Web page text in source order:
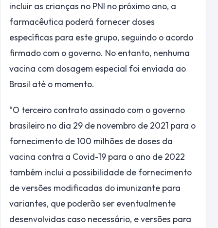
incluir as crianças no PNI no próximo ano, a
farmacêutica poderá fornecer doses
específicas para este grupo, seguindo o acordo
firmado com o governo. No entanto, nenhuma
vacina com dosagem especial foi enviada ao
Brasil até o momento.
“O terceiro contrato assinado com o governo
brasileiro no dia 29 de novembro de 2021 para o
fornecimento de 100 milhões de doses da
vacina contra a Covid-19 para o ano de 2022
também inclui a possibilidade de fornecimento
de versões modificadas do imunizante para
variantes, que poderão ser eventualmente
desenvolvidas caso necessário, e versões para